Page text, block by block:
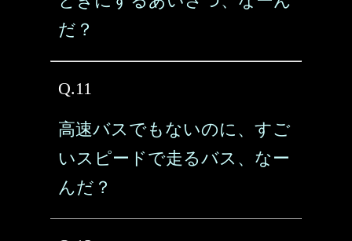
だ？
Q.11
高速バスでもないのに、すご
いスピードで走るバス、なー
んだ？